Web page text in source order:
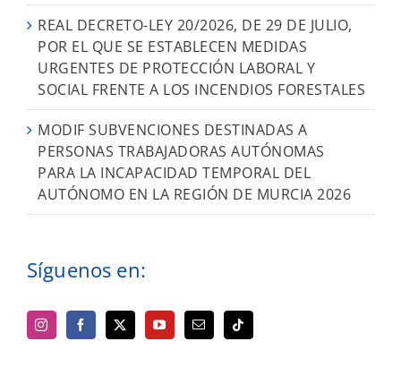
REAL DECRETO-LEY 20/2026, DE 29 DE JULIO,
POR EL QUE SE ESTABLECEN MEDIDAS
URGENTES DE PROTECCIÓN LABORAL Y
SOCIAL FRENTE A LOS INCENDIOS FORESTALES
MODIF SUBVENCIONES DESTINADAS A
PERSONAS TRABAJADORAS AUTÓNOMAS
PARA LA INCAPACIDAD TEMPORAL DEL
AUTÓNOMO EN LA REGIÓN DE MURCIA 2026
Síguenos en: